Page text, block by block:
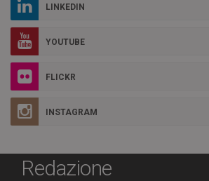
LINKEDIN
YOUTUBE
FLICKR
INSTAGRAM
Redazione